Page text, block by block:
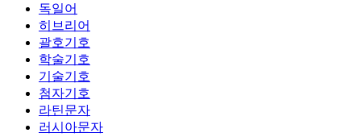
독일어
히브리어
괄호기호
학술기호
기술기호
첨자기호
라틴문자
러시아문자